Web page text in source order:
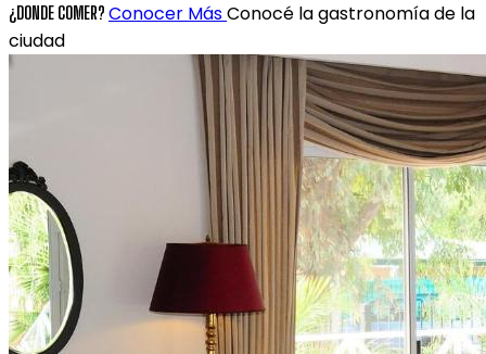
¿DONDE COMER? Conocer MásConocé la gastronomía de la
ciudad